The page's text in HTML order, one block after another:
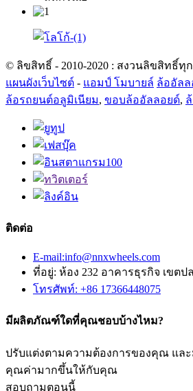
© ลิขสิทธิ์ - 2010-2020 : สงวนลิขสิทธิ์ทุ
แผนผังเว็บไซต์ - แอมป์ โมบายล์ ล้ออัลล
ล้อรถยนต์อลูมิเนียม, ขอบล้ออัลลอยด์,
ติดต่อ
E-mail:info@nnxwheels.com
ที่อยู่: ห้อง 232 อาคารธุรกิจ เขตป
โทรศัพท์: +86 17366448075
มีผลิตภัณฑ์ใดที่คุณชอบบ้างไหม?
ปรับแต่งตามความต้องการของคุณ แ
คุณค่ามากขึ้นให้กับคุณ
สอบถามตอนนี้